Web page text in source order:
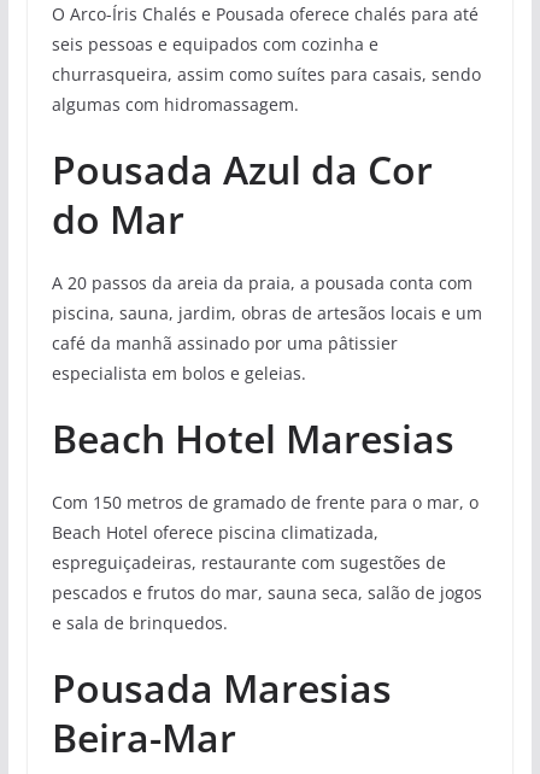
O Arco-Íris Chalés e Pousada oferece chalés para até
seis pessoas e equipados com cozinha e
churrasqueira, assim como suítes para casais, sendo
algumas com hidromassagem.
Pousada Azul da Cor
do Mar
A 20 passos da areia da praia, a pousada conta com
piscina, sauna, jardim, obras de artesãos locais e um
café da manhã assinado por uma pâtissier
especialista em bolos e geleias.
Beach Hotel Maresias
Com 150 metros de gramado de frente para o mar, o
Beach Hotel oferece piscina climatizada,
espreguiçadeiras, restaurante com sugestões de
pescados e frutos do mar, sauna seca, salão de jogos
e sala de brinquedos.
Pousada Maresias
Beira-Mar